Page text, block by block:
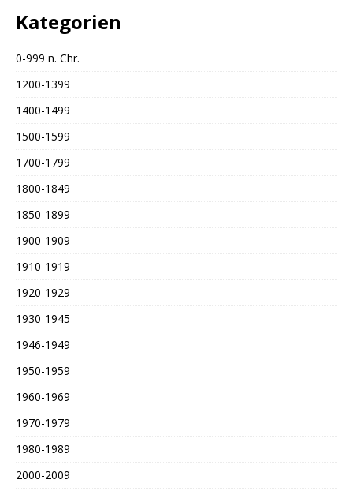
Kategorien
0-999 n. Chr.
1200-1399
1400-1499
1500-1599
1700-1799
1800-1849
1850-1899
1900-1909
1910-1919
1920-1929
1930-1945
1946-1949
1950-1959
1960-1969
1970-1979
1980-1989
2000-2009